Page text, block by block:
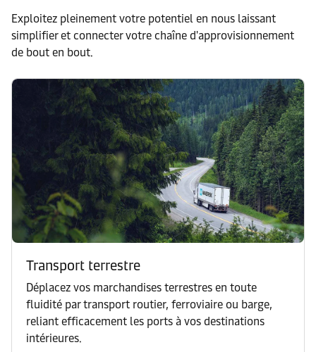
Exploitez pleinement votre potentiel en nous laissant
simplifier et connecter votre chaîne d'approvisionnement
de bout en bout.
Transport terrestre
Déplacez vos marchandises terrestres en toute
fluidité par transport routier, ferroviaire ou barge,
reliant efficacement les ports à vos destinations
intérieures.